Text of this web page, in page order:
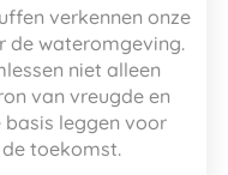
verkennen onze
de wateromgeving.
niet alleen
van vreugde en
leggen voor
toekomst.